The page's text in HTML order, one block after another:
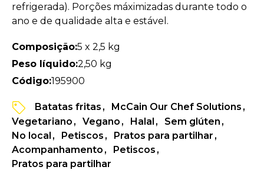
refrigerada). Porções máximizadas durante todo o
ano e de qualidade alta e estável.
Composição:5 x 2,5 kg
Peso líquido:2,50 kg
Código:195900
Batatas fritas
McCain Our Chef Solutions
Vegetariano
Vegano Halal
Sem glúten
No local
Petiscos
Pratos para partilhar
Acompanhamento
Petiscos
Pratos para partilhar